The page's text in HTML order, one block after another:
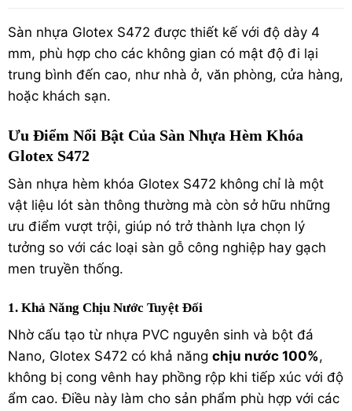
Sàn nhựa Glotex S472 được thiết kế với độ dày 4
mm, phù hợp cho các không gian có mật độ đi lại
trung bình đến cao, như nhà ở, văn phòng, cửa hàng,
hoặc khách sạn.
Ưu Điểm Nổi Bật Của Sàn Nhựa Hèm Khóa
Glotex S472
Sàn nhựa hèm khóa Glotex S472 không chỉ là một
vật liệu lót sàn thông thường mà còn sở hữu những
ưu điểm vượt trội, giúp nó trở thành lựa chọn lý
tưởng so với các loại sàn gỗ công nghiệp hay gạch
men truyền thống.
1. Khả Năng Chịu Nước Tuyệt Đối
Nhờ cấu tạo từ nhựa PVC nguyên sinh và bột đá
Nano, Glotex S472 có khả năng chịu nước 100%,
không bị cong vênh hay phồng rộp khi tiếp xúc với độ
ẩm cao. Điều này làm cho sản phẩm phù hợp với các